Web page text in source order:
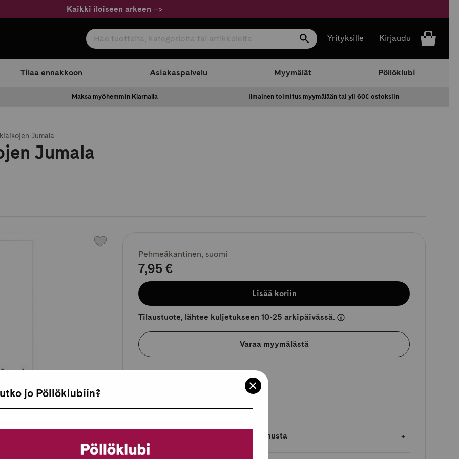
Kaikki iloiseen arkeen –>
Hae tuotteita, kategorioita tai artikkeleita
Hae Yrityksille Kirjaudu
Tilaa ennakkoon Asiakaspalvelu Myymälät Pöllöklubi
Maksa myöhemmin Klarnalla Ilmainen toimitus myymälään tai yli 60€ ostoksiin
Jumala
Jumala
Pehmeäkantinen, suomi
7,95 €
Lisää koriin
Tilaustuote, lähtee kuljetukseen 10-25 arkipäivässä.
Varaa myymälästä
Tarkista myymäläsaatavuus
Pöllöklubilaisille jopa 5 % bonusta
jo Pöllöklubiin?